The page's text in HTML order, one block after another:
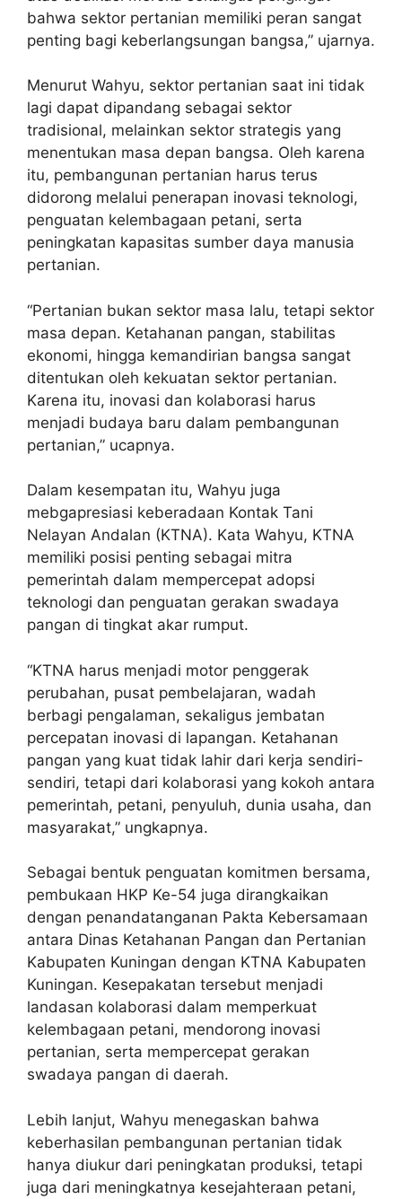
bahwa sektor pertanian memiliki peran sangat
penting bagi keberlangsungan bangsa,” ujarnya.
Menurut Wahyu, sektor pertanian saat ini tidak
lagi dapat dipandang sebagai sektor
tradisional, melainkan sektor strategis yang
menentukan masa depan bangsa. Oleh karena
itu, pembangunan pertanian harus terus
didorong melalui penerapan inovasi teknologi,
penguatan kelembagaan petani, serta
peningkatan kapasitas sumber daya manusia
pertanian.
“Pertanian bukan sektor masa lalu, tetapi sektor
masa depan. Ketahanan pangan, stabilitas
ekonomi, hingga kemandirian bangsa sangat
ditentukan oleh kekuatan sektor pertanian.
Karena itu, inovasi dan kolaborasi harus
menjadi budaya baru dalam pembangunan
pertanian,” ucapnya.
Dalam kesempatan itu, Wahyu juga
mebgapresiasi keberadaan Kontak Tani
Nelayan Andalan (KTNA). Kata Wahyu, KTNA
memiliki posisi penting sebagai mitra
pemerintah dalam mempercepat adopsi
teknologi dan penguatan gerakan swadaya
pangan di tingkat akar rumput.
“KTNA harus menjadi motor penggerak
perubahan, pusat pembelajaran, wadah
berbagi pengalaman, sekaligus jembatan
percepatan inovasi di lapangan. Ketahanan
pangan yang kuat tidak lahir dari kerja sendiri-
sendiri, tetapi dari kolaborasi yang kokoh antara
pemerintah, petani, penyuluh, dunia usaha, dan
masyarakat,” ungkapnya.
Sebagai bentuk penguatan komitmen bersama,
pembukaan HKP Ke-54 juga dirangkaikan
dengan penandatanganan Pakta Kebersamaan
antara Dinas Ketahanan Pangan dan Pertanian
Kabupaten Kuningan dengan KTNA Kabupaten
Kuningan. Kesepakatan tersebut menjadi
landasan kolaborasi dalam memperkuat
kelembagaan petani, mendorong inovasi
pertanian, serta mempercepat gerakan
swadaya pangan di daerah.
Lebih lanjut, Wahyu menegaskan bahwa
keberhasilan pembangunan pertanian tidak
hanya diukur dari peningkatan produksi, tetapi
juga dari meningkatnya kesejahteraan petani,